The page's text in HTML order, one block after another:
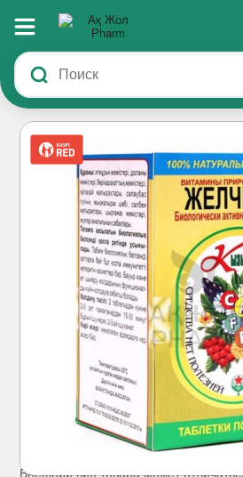
Внешний вид товара может